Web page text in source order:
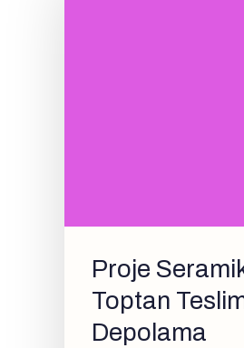
Proje
Toptan
Depolama